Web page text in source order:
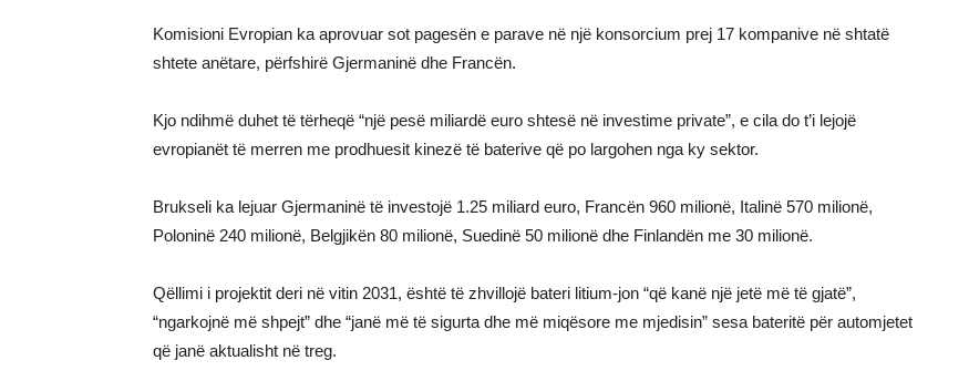
Komisioni Evropian ka aprovuar sot pagesën e parave në një konsorcium prej 17 kompanive në shtatë
shtete anëtare, përfshirë Gjermaninë dhe Francën.
Kjo ndihmë duhet të tërheqë “një pesë miliardë euro shtesë në investime private”, e cila do t’i lejojë
evropianët të merren me prodhuesit kinezë të baterive që po largohen nga ky sektor.
Brukseli ka lejuar Gjermaninë të investojë 1.25 miliard euro, Francën 960 milionë, Italinë 570 milionë,
Poloninë 240 milionë, Belgjikën 80 milionë, Suedinë 50 milionë dhe Finlandën me 30 milionë.
Qëllimi i projektit deri në vitin 2031, është të zhvillojë bateri litium-jon “që kanë një jetë më të gjatë”,
“ngarkojnë më shpejt” dhe “janë më të sigurta dhe më miqësore me mjedisin” sesa bateritë për automjetet
që janë aktualisht në treg.